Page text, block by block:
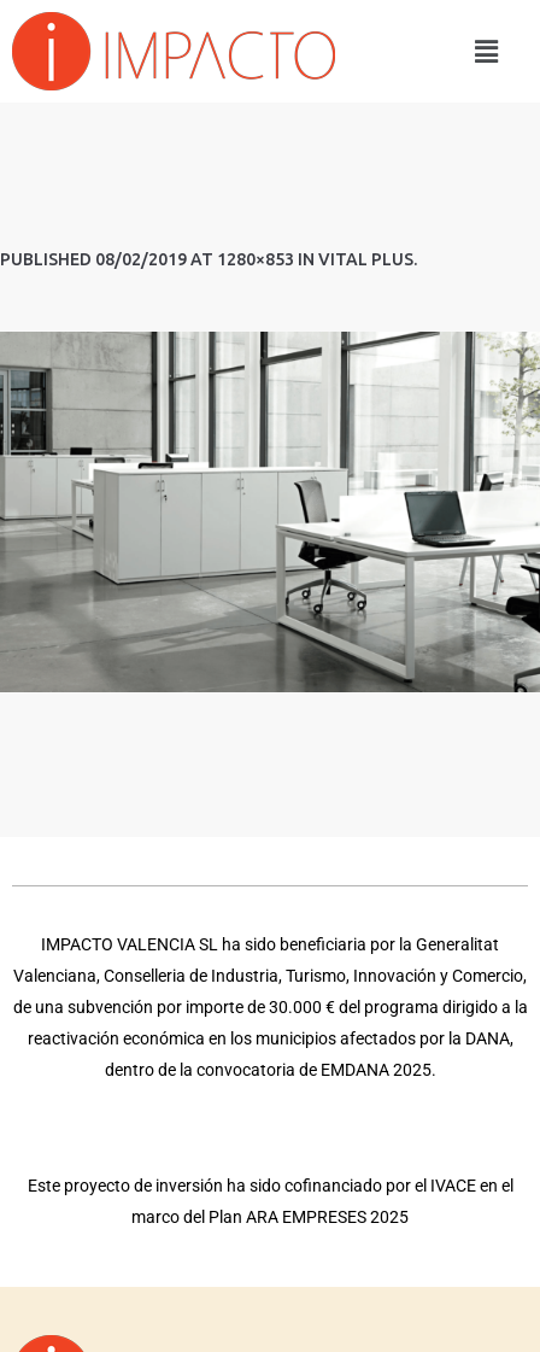
PUBLISHED 08/02/2019AT 1280×853 IN VITAL PLUS.
IMPACTO VALENCIA SL ha sido beneficiaria por la Generalitat
Valenciana, Conselleria de Industria, Turismo, Innovación y Comercio,
de una subvención por importe de 30.000 € del programa dirigido a la
reactivación económica en los municipios afectados por la DANA,
dentro de la convocatoria de EMDANA 2025.
Este proyecto de inversión ha sido cofinanciado por el IVACE en el
marco del Plan ARA EMPRESES 2025